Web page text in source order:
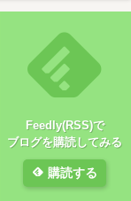
Feedly(RSS)で
ブログを購読してみる
購読する